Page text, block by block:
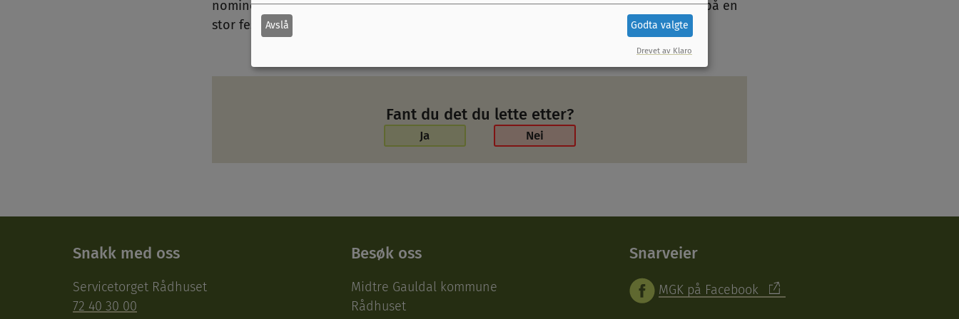
nominerte kandidatene fra vår kommune som skal motta hyllesten. Prisen deles ut på en
stor festkveld i Trondheim før jul.
Fant du det du lette etter?
Ja Nei
Snakk med oss
Servicetorget Rådhuset
72 40 30 00
Besøk oss
Midtre Gauldal kommune
Rådhuset
Snarveier
MGK på Facebook
Avslå Godta valgte
Drevet av Klaro